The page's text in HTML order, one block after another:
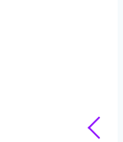
prev